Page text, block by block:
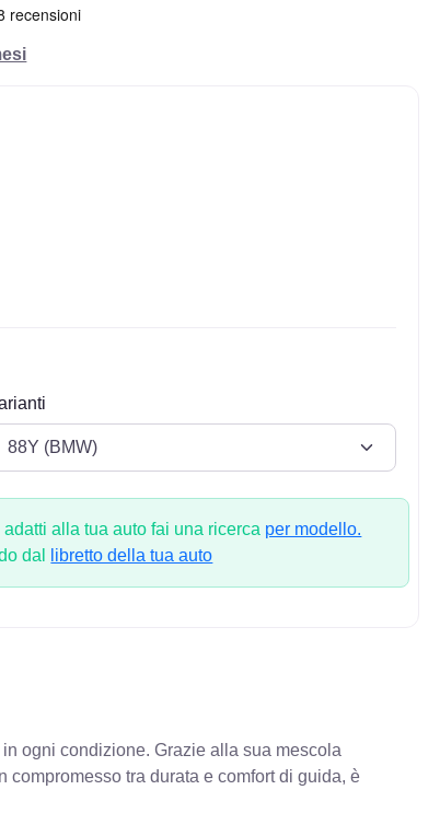
alla tua auto fai una ricerca per modello.
dal
libretto della tua auto
ogni condizione. Grazie alla sua mescola
tra durata e comfort di guida, è